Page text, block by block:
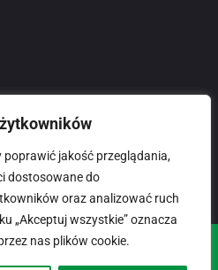
poprawić jakość przeglądania,
dostosowane do
oraz analizować ruch
„Akceptuj wszystkie” oznacza
nas plików cookie.